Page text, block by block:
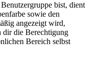
bist, dient
sowie den
angezeigt wird,
dir die Berechtigung
Bereich selbst